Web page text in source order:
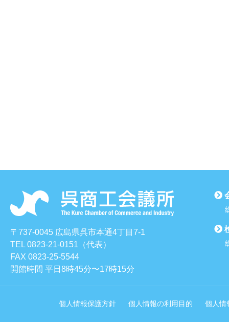
〒737-0045 広島県呉市本通4丁目7-1
TEL 0823-21-0151（代表）
FAX 0823-25-5544
開館時間 平日8時45分〜17時15分
個人情報保護方針 個人情報の利用目的 個人情